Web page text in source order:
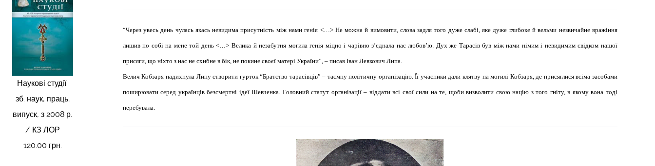
Наукові студії:
зб. наук, праць;
випуск, з 2008 р.
/ КЗ ЛОР
120.00 грн.
“Через увесь день чулась якась невидима присутність між нами генія <…> Не можна й вимовити, слова задля того дуже слабі, яке дуже глибоке й вельми незвичайне вражіння
лишив по собі на мене той день <…> Велика й незабутня могила генія міцно і чарівно з’єднала нас любов’ю. Дух же Тарасів був між нами німим і невидимим свідком нашої
присяги, що ніхто з нас не схибне в бік, не покине своєї матері України”, – писав Іван Левкович Липа.
Велич Кобзаря надихнула Липу створити гурток “Братство тарасівців” – таємну політичну організацію. Її учасники дали клятву на могилі Кобзаря, де присяглися всіма засобами
поширювати серед українців безсмертні ідеї Шевченка. Головний статут організації – віддати всі свої сили на те, щоби визволити свою націю з того гніту, в якому вона тоді
перебувала.